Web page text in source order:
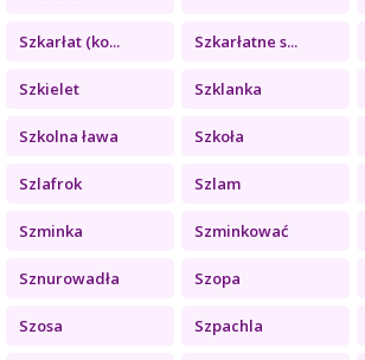
Szkarłat (ko... Szkarłatne s...
Szkielet Szklanka
Szkolna ława Szkoła
Szlafrok Szlam
Szminka Szminkować
Sznurowadła Szopa
Szosa Szpachla